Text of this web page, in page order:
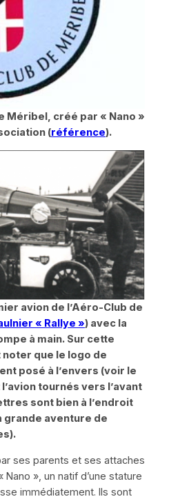
Méribel, créé par « Nano »
(référence).
avion de l’Aéro-Club de
« Rallye ») avec la
à main. Sur cette
que le logo de
posé à l’envers (voir le
tournés vers l’avant
sont bien à l’endroit
grande aventure de
ses parents et ses attaches
Nano », un natif d’une stature
immédiatement. Ils sont